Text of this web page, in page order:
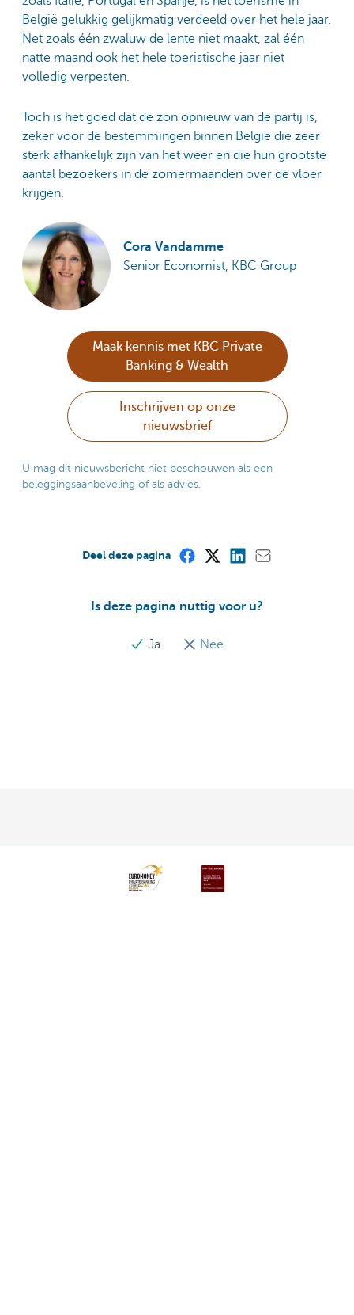
België gelukkig gelijkmatig verdeeld over het hele jaar.
Net zoals één zwaluw de lente niet maakt, zal één
natte maand ook het hele toeristische jaar niet
volledig verpesten.
Toch is het goed dat de zon opnieuw van de partij is,
zeker voor de bestemmingen binnen België die zeer
sterk afhankelijk zijn van het weer en die hun grootste
aantal bezoekers in de zomermaanden over de vloer
krijgen.
Cora Vandamme
Senior Economist, KBC Group
Maak kennis met KBC Private
Banking & Wealth
Inschrijven op onze
nieuwsbrief
U mag dit nieuwsbericht niet beschouwen als een
beleggingsaanbeveling of als advies.
Is deze pagina nuttig voor u?
Ja Nee
Deel deze pagina